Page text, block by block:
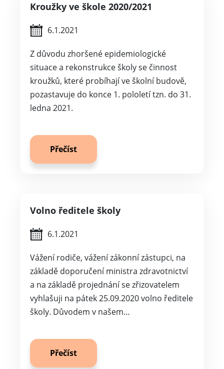
Kroužky ve škole 2020/2021
6.1.2021
Z důvodu zhoršené epidemiologické
situace a rekonstrukce školy se činnost
kroužků, které probíhají ve školní budově,
pozastavuje do konce 1. pololetí tzn. do 31.
ledna 2021.
Přečíst
Volno ředitele školy
6.1.2021
Vážení rodiče, vážení zákonní zástupci, na
základě doporučení ministra zdravotnictví
a na základě projednání se zřizovatelem
vyhlašuji na pátek 25.09.2020 volno ředitele
školy. Důvodem v našem…
Přečíst